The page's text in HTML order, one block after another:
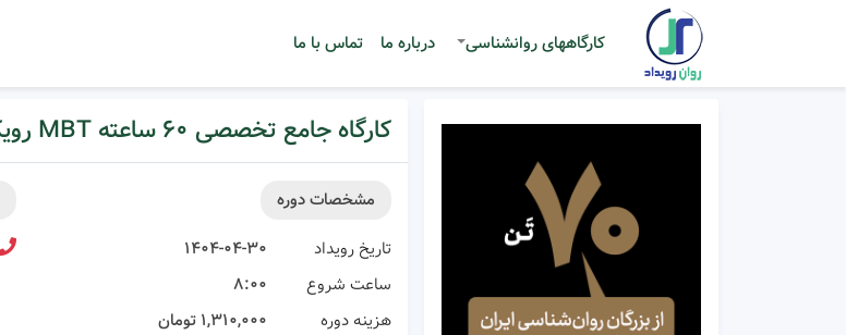
کارگاههای روانشناسی درباره ما تماس با ما
کارگاه جامع تخصصی ۶۰ ساعته MBT رویکرد ذهنی سازی(منتالیزیشن) در درمان بزرگسال
مشخصات دوره
تاریخ رویداد
۱۴۰۴-۰۴-۳۰
ساعت شروع
۸:۰۰
هزینه دوره
۱,۳۱۰,۰۰۰ تومان